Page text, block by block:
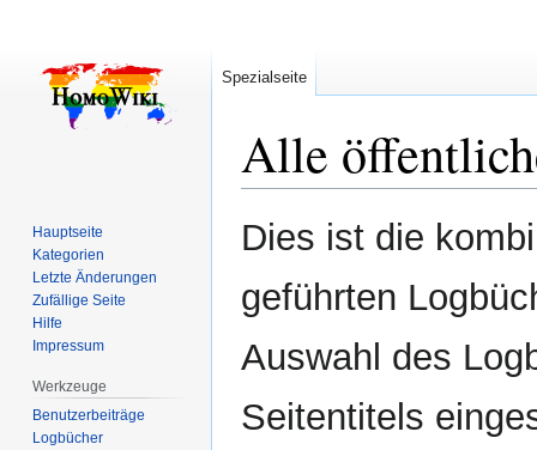
Alle
Zur
Navigation
Zur
Suche
Dies ist die
geführten
Auswahl des
Seitentitels
Spezialseite
Hauptseite
Kategorien
Letzte Änderungen
Zufällige Seite
Hilfe
Impressum
Werkzeuge
Benutzerbeiträge
Logbücher